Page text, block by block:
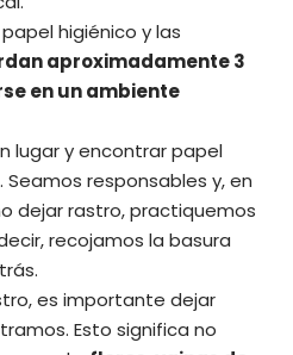
higiénico y las
aproximadamente 3
en un ambiente
lugar y encontrar papel
responsables y, en
dejar rastro, practiquemos
recojamos la basura
es importante dejar
Esto significa no